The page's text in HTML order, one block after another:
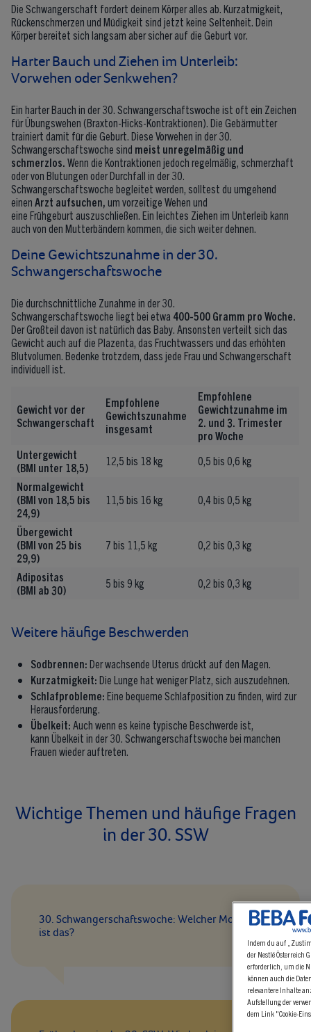
Die Schwangerschaft fordert deinem Körper alles ab. Kurzatmigkeit,
Rückenschmerzen und Müdigkeit sind jetzt keine Seltenheit. Dein
Körper bereitet sich langsam aber sicher auf die Geburt vor.
Harter Bauch und Ziehen im Unterleib:
Vorwehen oder Senkwehen?
Ein harter Bauch in der 30. Schwangerschaftswoche ist oft ein Zeichen
für Übungswehen (Braxton-Hicks-Kontraktionen). Die Gebärmutter
trainiert damit für die Geburt. Diese Vorwehen in der 30.
Schwangerschaftswoche sind meist unregelmäßig und
schmerzlos. Wenn die Kontraktionen jedoch regelmäßig, schmerzhaft
oder von Blutungen oder Durchfall in der 30.
Schwangerschaftswoche begleitet werden, solltest du umgehend
einen Arzt aufsuchen, um vorzeitige Wehen und
eine Frühgeburt auszuschließen. Ein leichtes Ziehen im Unterleib kann
auch von den Mutterbändern kommen, die sich weiter dehnen.
Deine Gewichtszunahme in der 30.
Schwangerschaftswoche
Die durchschnittliche Zunahme in der 30.
Schwangerschaftswoche liegt bei etwa 400-500 Gramm pro Woche.
Der Großteil davon ist natürlich das Baby. Ansonsten verteilt sich das
Gewicht auch auf die Plazenta, das Fruchtwassers und das erhöhten
Blutvolumen. Bedenke trotzdem, dass jede Frau und Schwangerschaft
individuell ist.
Gewicht vor der
Schwangerschaft
Empfohlene
Gewichtszunahme
insgesamt
Empfohlene
Gewichtzunahme im
2. und 3. Trimester
pro Woche
Untergewicht
(BMI unter 18,5)
12,5 bis 18 kg
0,5 bis 0,6 kg
Normalgewicht
(BMI von 18,5 bis
24,9)
11,5 bis 16 kg 0,4 bis 0,5 kg
Übergewicht
(BMI von 25 bis
29,9)
7 bis 11,5 kg 0,2 bis 0,3 kg
Adipositas
(BMI ab 30)
5 bis 9 kg 0,2 bis 0,3 kg
Weitere häufige Beschwerden
Sodbrennen: Der wachsende Uterus drückt auf den Magen.
Kurzatmigkeit: Die Lunge hat weniger Platz, sich auszudehnen.
Schlafprobleme: Eine bequeme Schlafposition zu finden, wird zur
Herausforderung.
Übelkeit: Auch wenn es keine typische Beschwerde ist,
kann Übelkeit in der 30. Schwangerschaftswoche bei manchen
Frauen wieder auftreten.
Wichtige Themen und häufige Fragen
in der 30. SSW
30. Schwangerschaftswoche: Welcher Monat
ist das?
Indem du auf
der Nestlé Österreich
erforderlich, um die
können auch die
relevantere Inhalte
Aufstellung der
dem Link "Cookie-